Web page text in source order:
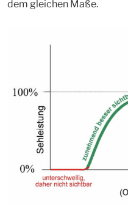
dem gleichen Maße.